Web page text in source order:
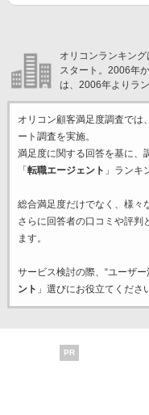
オリコンランキン
スタート。2006年
は、2006年よりラ
オリコン顧客満足度調査では
ート調査を実施。
満足度に関する回答を基に、
「 転職エージェント 」ランキ
総合満足度だけでなく、様々
さらに回答者の口コミや評判
ます。
サービス検討の際、“ユーザ
ント 」選びにお役立てくださ
PR